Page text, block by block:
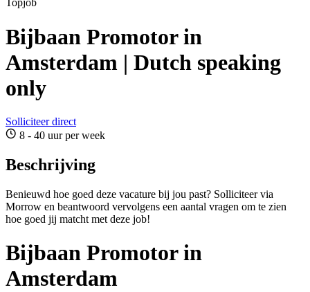
Topjob
Bijbaan Promotor in
Amsterdam | Dutch speaking
only
Solliciteer direct
8 - 40 uur per week
Beschrijving
Benieuwd hoe goed deze vacature bij jou past? Solliciteer via
Morrow en beantwoord vervolgens een aantal vragen om te zien
hoe goed jij matcht met deze job!
Bijbaan Promotor in
Amsterdam